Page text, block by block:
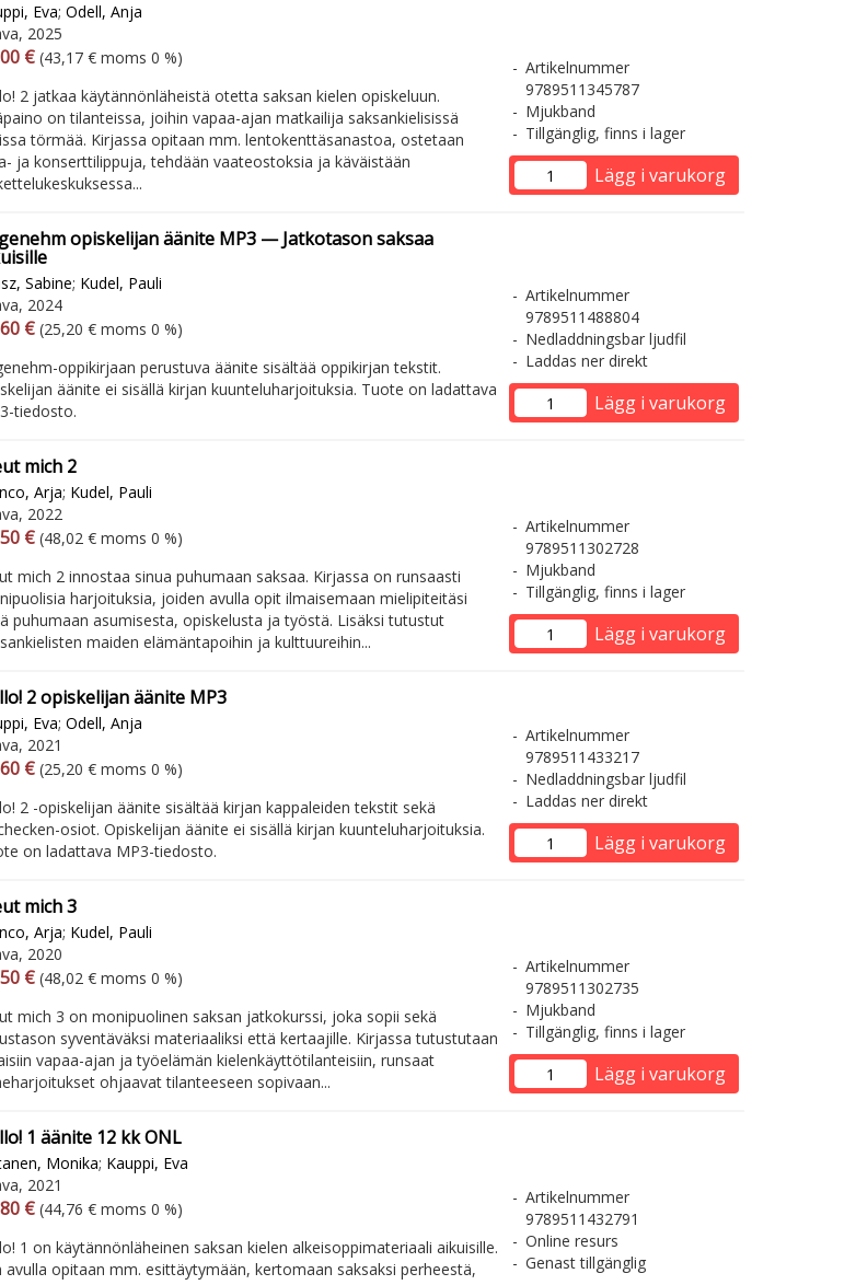
Eva; Odell, Anja
2025
hinta
€ Arvonlisäveroton hinta
(43,17 € moms 0 %)
2 jatkaa käytännönläheistä otetta saksan kielen opiskeluun.
on tilanteissa, joihin vapaa-ajan matkailija saksankielisissä
törmää. Kirjassa opitaan mm. lentokenttäsanastoa, ostetaan
ja konserttilippuja, tehdään vaateostoksia ja käväistään
Artikelnummer
9789511345787
Mjukband
Tillgänglig, finns i lager
Lägg i varukorg
opiskelijan äänite MP3 — Jatkotason saksaa
Sabine; Kudel, Pauli
2024
hinta
€ Arvonlisäveroton hinta
(25,20 € moms 0 %)
oppikirjaan perustuva äänite sisältää oppikirjan tekstit.
äänite ei sisällä kirjan kuunteluharjoituksia. Tuote on ladattava
tiedosto.
Artikelnummer
9789511488804
Nedladdningsbar ljudfil
Laddas ner direkt
Lägg i varukorg
mich 2
Arja; Kudel, Pauli
2022
hinta
€ Arvonlisäveroton hinta
(48,02 € moms 0 %)
mich 2 innostaa sinua puhumaan saksaa. Kirjassa on runsaasti
harjoituksia, joiden avulla opit ilmaisemaan mielipiteitäsi
puhumaan asumisesta, opiskelusta ja työstä. Lisäksi tutustut
maiden elämäntapoihin ja kulttuureihin...
Artikelnummer
9789511302728
Mjukband
Tillgänglig, finns i lager
Lägg i varukorg
2 opiskelijan äänite MP3
Eva; Odell, Anja
2021
hinta
€ Arvonlisäveroton hinta
(25,20 € moms 0 %)
2 -opiskelijan äänite sisältää kirjan kappaleiden tekstit sekä
osiot. Opiskelijan äänite ei sisällä kirjan kuunteluharjoituksia.
on ladattava MP3-tiedosto.
Artikelnummer
9789511433217
Nedladdningsbar ljudfil
Laddas ner direkt
Lägg i varukorg
mich 3
Arja; Kudel, Pauli
2020
hinta
€ Arvonlisäveroton hinta
(48,02 € moms 0 %)
mich 3 on monipuolinen saksan jatkokurssi, joka sopii sekä
syventäväksi materiaaliksi että kertaajille. Kirjassa tutustutaan
vapaa-ajan ja työelämän kielenkäyttötilanteisiin, runsaat
ohjaavat tilanteeseen sopivaan...
Artikelnummer
9789511302735
Mjukband
Tillgänglig, finns i lager
Lägg i varukorg
1 äänite 12 kk ONL
Monika; Kauppi, Eva
2021
hinta
€ Arvonlisäveroton hinta
(44,76 € moms 0 %)
1 on käytännönläheinen saksan kielen alkeisoppimateriaali aikuisille.
avulla opitaan mm. esittäytymään, kertomaan saksaksi perheestä,
Artikelnummer
9789511432791
Online resurs
Genast tillgänglig